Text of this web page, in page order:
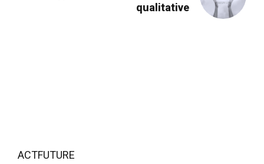
qualitative
ACTFUTURE